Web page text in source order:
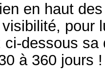
en haut
pour
ci-dessous
à 360 jours !